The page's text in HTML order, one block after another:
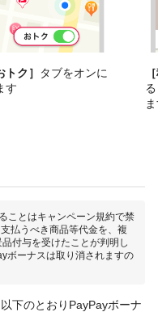
トク］
タブをオンに
す
ことはキャンペーン規約で禁
払うべき商品等代金を、複
付与を受けたことが判明し
ボーナスは取り消されますの
下のとおりPayPayボーナ